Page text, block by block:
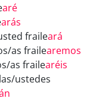
aré
arás
fraileará
as frailearemos
as frailearéis
ustedes